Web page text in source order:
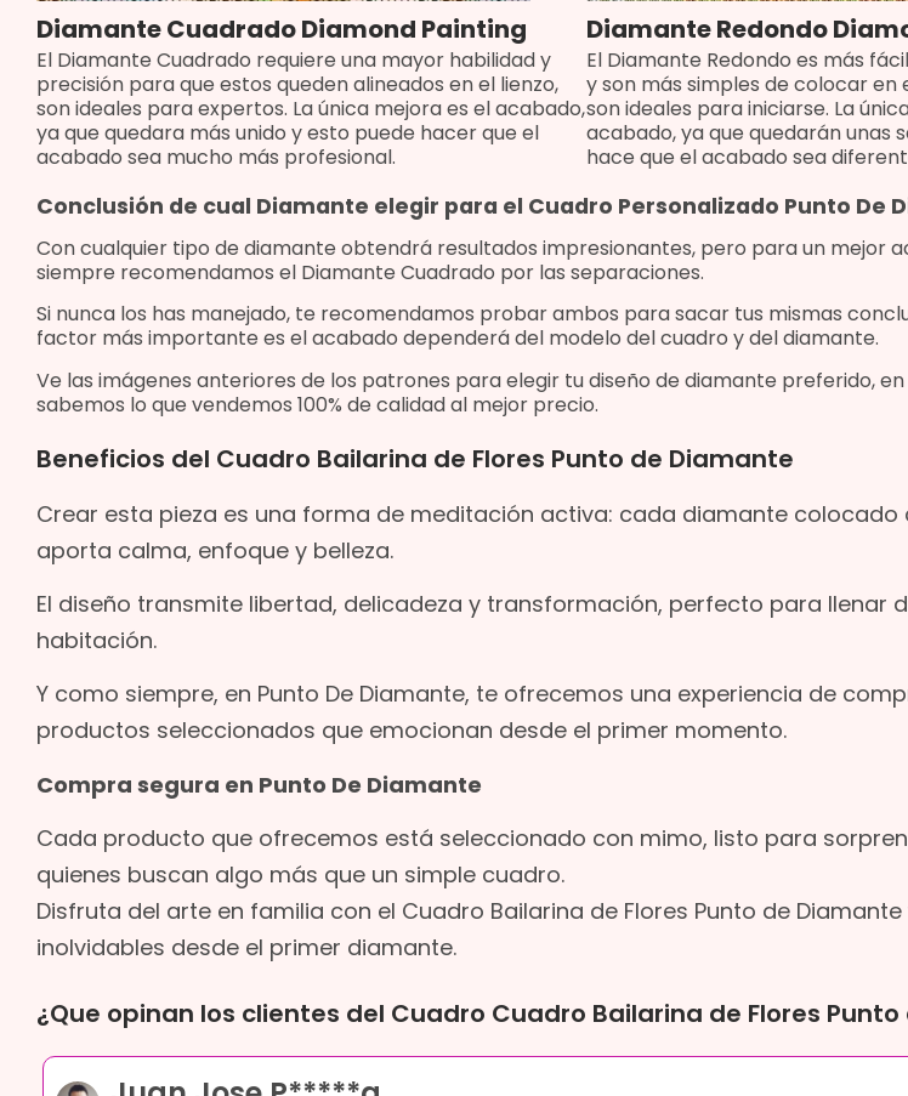
Diamante Cuadrado Diamond Painting
El Diamante Cuadrado requiere una mayor habilidad y
precisión para que estos queden alineados en el lienzo,
son ideales para expertos. La única mejora es el acabado,
ya que quedara más unido y esto puede hacer que el
acabado sea mucho más profesional.
Diamante Redondo
El Diamante Redondo es más
y son más simples de colocar en
son ideales para iniciarse. La
acabado, ya que quedarán unas
hace que el acabado sea
Conclusión de cual Diamante elegir para el Cuadro Personalizado Punto De
Con cualquier tipo de diamante obtendrá resultados impresionantes, pero para un mejor
siempre recomendamos el Diamante Cuadrado por las separaciones.
Si nunca los has manejado, te recomendamos probar ambos para sacar tus mismas
factor más importante es el acabado dependerá del modelo del cuadro y del diamante.
Ve las imágenes anteriores de los patrones para elegir tu diseño de diamante preferido, e
sabemos lo que vendemos 100% de calidad al mejor precio.
Beneficios del Cuadro Bailarina de Flores Punto de Diamante
Crear esta pieza es una forma de meditación activa: cada diamante colocado
aporta calma, enfoque y belleza.
El diseño transmite libertad, delicadeza y transformación, perfecto para llenar
habitación.
Y como siempre, en Punto De Diamante, te ofrecemos una experiencia de
productos seleccionados que emocionan desde el primer momento.
Compra segura en Punto De Diamante
Cada producto que ofrecemos está seleccionado con mimo, listo para
quienes buscan algo más que un simple cuadro.
Disfruta del arte en familia con el Cuadro Bailarina de Flores Punto de
inolvidables desde el primer diamante.
¿Que opinan los clientes del Cuadro Cuadro Bailarina de Flores